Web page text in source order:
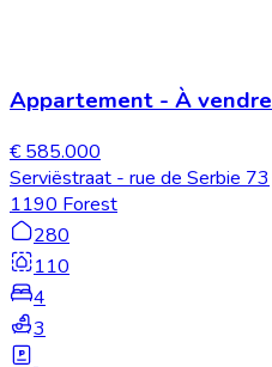
Appartement - À vendre
€ 585.000
Serviëstraat - rue de Serbie 73
1190 Forest
280
110
4
3